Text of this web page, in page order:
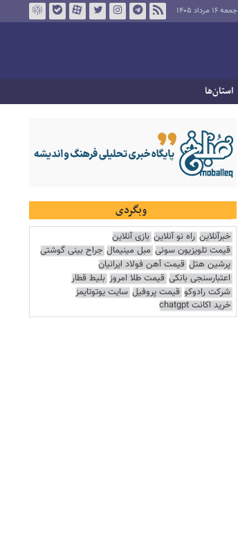
جمعه ۱۶ مرداد ۱۴۰۵
استان‌ها
وبگردی
خبرآنلاین راه نو آنلاین بازی آنلاین
قیمت تلویزیون سونی مبل مینیمال جراح بینی گوشتی
پرشین هتل قیمت آهن فولاد ایرانیان
اعتبارسنجی بانکی قیمت طلا امروز بلیط قطار
شرکت رادوکو قیمت پروفیل سایت یوتوتایمز
خرید اکانت chatgpt